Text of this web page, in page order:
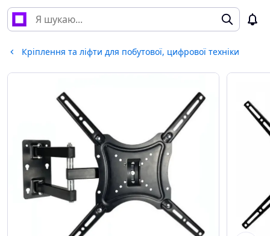
Кріплення та ліфти для побутової, цифрової техніки